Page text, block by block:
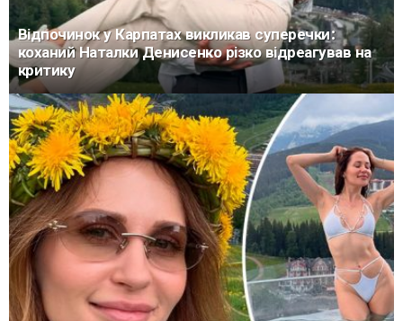
Відпочинок у Карпатах викликав суперечки:
коханий Наталки Денисенко різко відреагував на
критику